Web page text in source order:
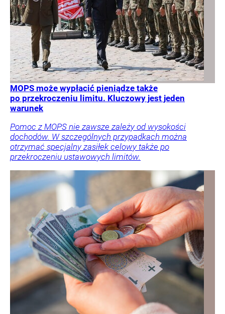
MOPS może wypłacić pieniądze także
po przekroczeniu limitu. Kluczowy jest jeden
warunek
Pomoc z MOPS nie zawsze zależy od wysokości
dochodów. W szczególnych przypadkach można
otrzymać specjalny zasiłek celowy także po
przekroczeniu ustawowych limitów.